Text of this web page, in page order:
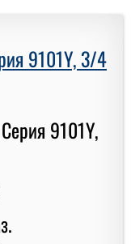
9101Y, 3/4